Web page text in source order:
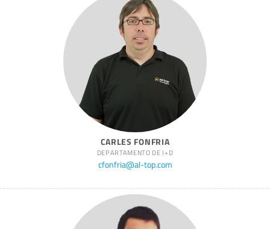
CARLES FONFRIA
DEPARTAMENTO DE I+D
cfonfria@al-top.com